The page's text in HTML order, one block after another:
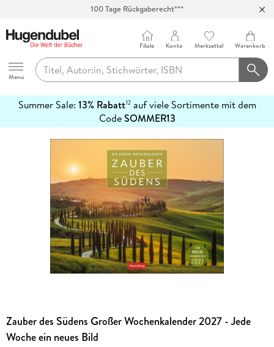
Hugendubel
Menu
Filiale Konto Merkzettel Warenkorb
Summer Sale: 13% Rabatt12auf viele Sortimente mit dem
CodeSOMMER13
erfahren
Zauber des Südens Großer Wochenkalender 2027 - Jede
Woche ein neues Bild